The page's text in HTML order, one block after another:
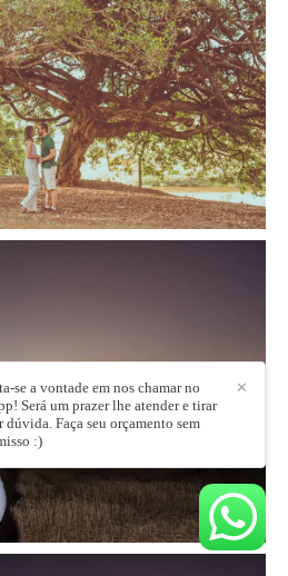
✕
se a vontade em nos chamar no
Será um prazer lhe atender e tirar
dúvida. Faça seu orçamento sem
:)